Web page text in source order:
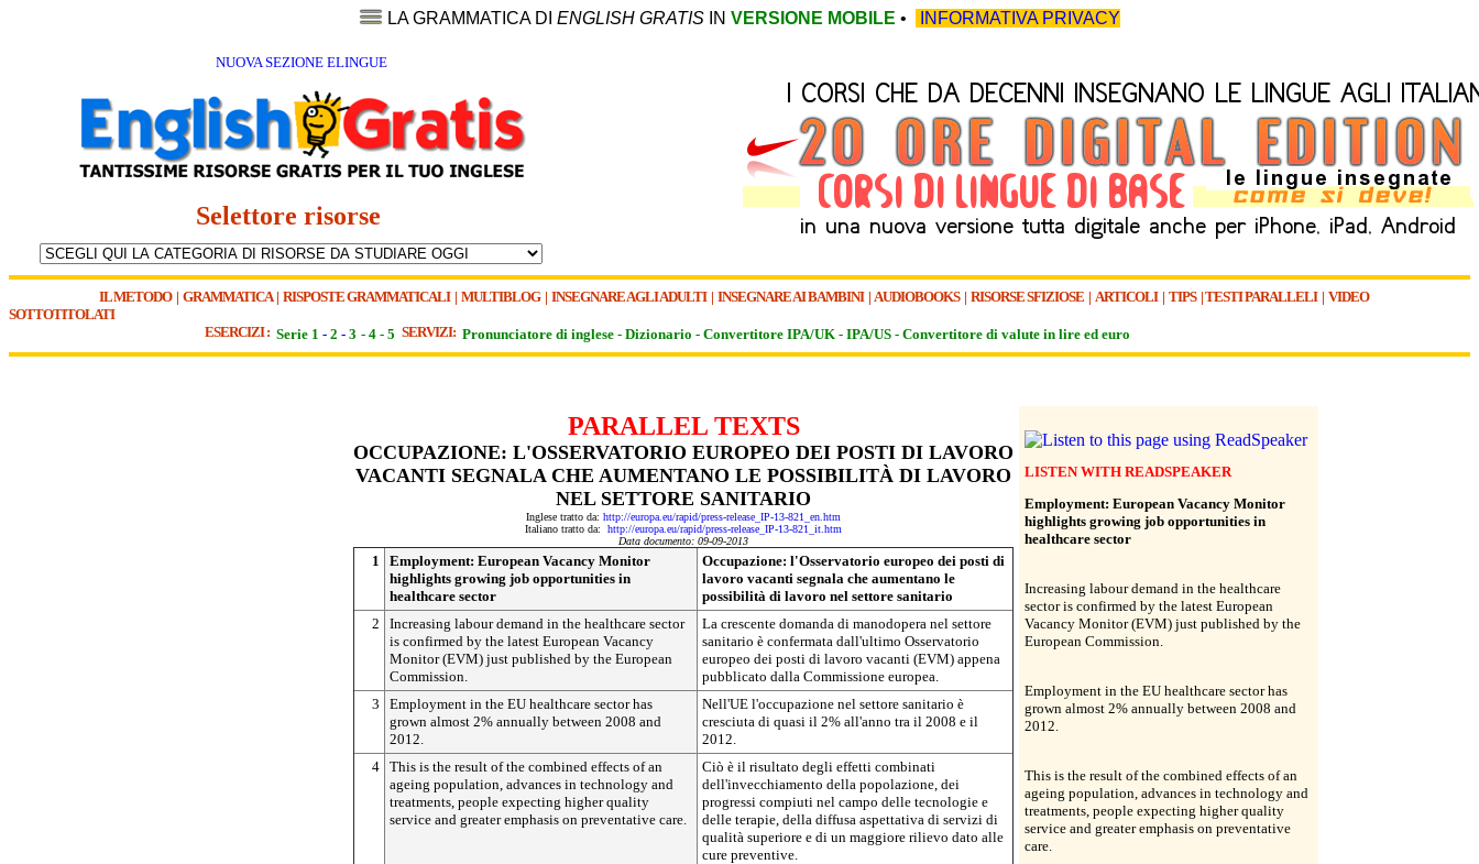
LA GRAMMATICA DI ENGLISH GRATIS IN VERSIONE MOBILE • INFORMATIVA PRIVACY
NUOVA SEZIONE ELINGUE
Selettore risorse
IL METODO| GRAMMATICA| RISPOSTE GRAMMATICALI| MULTIBLOG| INSEGNARE AGLI ADULTI | INSEGNARE AI BAMBINI| AUDIOBOOKS| RISORSE SFIZIOSE | ARTICOLI| TIPS|TESTI PARALLELI| VIDEO
SOTTOTITOLATI
ESERCIZI : Serie 1 - 2 - 3 - 4 - 5 SERVIZI: Pronunciatore di inglese - Dizionario - Convertitore IPA/UK - IPA/US - Convertitore di valute in lire ed euro
PARALLEL TEXTS
OCCUPAZIONE: L'OSSERVATORIO EUROPEO DEI POSTI DI LAVORO
VACANTI SEGNALA CHE AUMENTANO LE POSSIBILITÀ DI LAVORO
NEL SETTORE SANITARIO
Inglese tratto da: http://europa.eu/rapid/press-release_IP-13-821_en.htm
Italiano tratto da: http://europa.eu/rapid/press-release_IP-13-821_it.htm
Data documento: 09-09-2013
1
Employment: European Vacancy Monitor
highlights growing job opportunities in
healthcare sector
Occupazione: l'Osservatorio europeo dei posti di
lavoro vacanti segnala che aumentano le
possibilità di lavoro nel settore sanitario
2
Increasing labour demand in the healthcare sector
is confirmed by the latest European Vacancy
Monitor (EVM) just published by the European
Commission.
La crescente domanda di manodopera nel settore
sanitario è confermata dall'ultimo Osservatorio
europeo dei posti di lavoro vacanti (EVM) appena
pubblicato dalla Commissione europea.
3
Employment in the EU healthcare sector has
grown almost 2% annually between 2008 and
2012.
Nell'UE l'occupazione nel settore sanitario è
cresciuta di quasi il 2% all'anno tra il 2008 e il
2012.
4 This is the result of the combined effects of an
ageing population, advances in technology and
treatments, people expecting higher quality
service and greater emphasis on preventative care.
Ciò è il risultato degli effetti combinati
dell'invecchiamento della popolazione, dei
progressi compiuti nel campo delle tecnologie e
delle terapie, della diffusa aspettativa di servizi di
qualità superiore e di un maggiore rilievo dato alle
cure preventive.
LISTEN WITH READSPEAKER
Employment: European Vacancy Monitor
highlights growing job opportunities in
healthcare sector
Increasing labour demand in the healthcare
sector is confirmed by the latest European
Vacancy Monitor (EVM) just published by the
European Commission.
Employment in the EU healthcare sector has
grown almost 2% annually between 2008 and
2012.
This is the result of the combined effects of an
ageing population, advances in technology and
treatments, people expecting higher quality
service and greater emphasis on preventative
care.